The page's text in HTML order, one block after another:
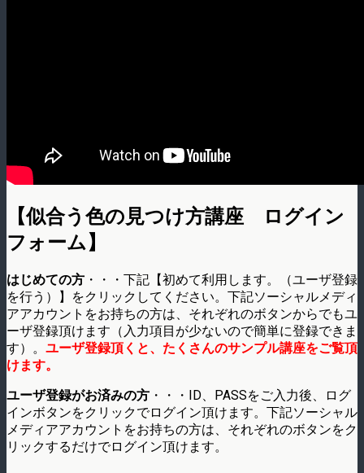
【似合う色の見つけ方講座 ログイン
フォーム】
はじめての方 ・・・下記【初めて利用します。（ユーザ登録
を行う）】をクリックしてください。下記ソーシャルメディ
アアカウントをお持ちの方は、それぞれのボタンからでもユ
ーザ登録頂けます（入力項目が少ないので簡単に登録できま
す）。 ユーザ登録頂くと、たくさんのサンプル講座をご覧頂
けます。
ユーザ登録がお済みの方 ・・・ID、PASSをご入力後、ログ
インボタンをクリックでログイン頂けます。下記ソーシャル
メディアアカウントをお持ちの方は、それぞれのボタンをク
リックするだけでログイン頂けます。